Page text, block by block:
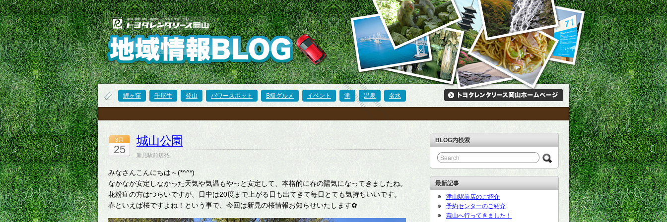
鯉ヶ窪 千屋牛 登山 パワースポット B級グルメ イベント 滝 温泉 名水
3月
25
城山公園
新見駅前店発
みなさんこんにちは～(*^^*)
なかなか安定しなかった天気や気温もやっと安定して、本格的に春の陽気になってきましたね。
花粉症の方はつらいですが、日中は20度まで上がる日も出てきて毎日とても気持ちいいです。
春といえば桜ですよね！という事で、今回は新見の桜情報お知らせいたします✿
BLOG内検索
最新記事
津山駅前店のご紹介
予約センターのご紹介
蒜山へ行ってきました！